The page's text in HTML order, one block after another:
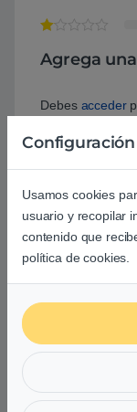
Agrega
Debes acceder
opiniones
filtramos
directamente
5de 5
Como siempre
14/12/
Usamos cookies
usuario y recopilar
contenido que
política de cookies.